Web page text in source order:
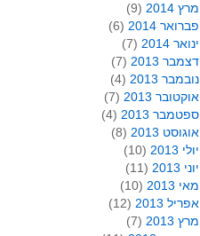
מרץ 2014
(9)
פברואר 2014
(6)
ינואר 2014
(7)
דצמבר 2013
(7)
נובמבר 2013
(4)
אוקטובר 2013
(7)
ספטמבר 2013
(4)
אוגוסט 2013
(8)
יולי 2013
(10)
יוני 2013
(11)
מאי 2013
(10)
אפריל 2013
(12)
מרץ 2013
(7)